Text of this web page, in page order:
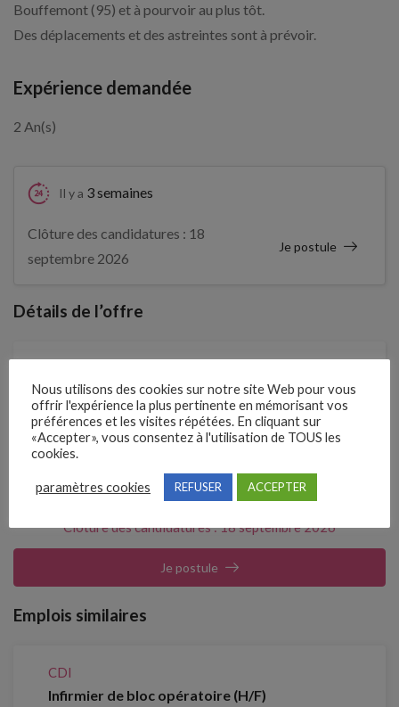
Bouffemont (95) et à pourvoir au plus tôt.
Des déplacements et des astreintes sont à prévoir.
Expérience demandée
2 An(s)
Il y a 3 semaines
Clôture des candidatures : 18
septembre 2026
Je postule
Détails de l’offre
LANGARA
Référence
Clôture des candidatures : 18 septembre 2026
Je postule
Emplois similaires
CDI
Infirmier de bloc opératoire (H/F)
Nous utilisons des cookies sur notre site Web pour vous
offrir l'expérience la plus pertinente en mémorisant vos
préférences et les visites répétées. En cliquant sur
«Accepter», vous consentez à l'utilisation de TOUS les
cookies.
paramètres cookies REFUSER ACCEPTER